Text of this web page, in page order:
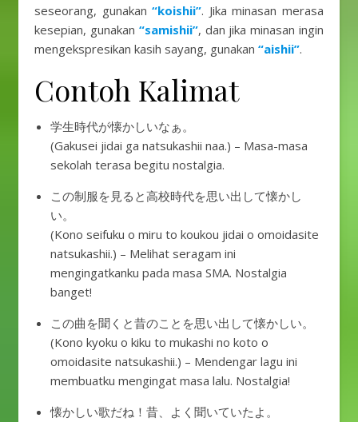
seseorang, gunakan“koishii”. Jika minasan merasa
kesepian, gunakan “samishii”, dan jika minasan ingin
mengekspresikan kasih sayang, gunakan “aishii”.
Contoh Kalimat
学生時代が懐かしいなぁ。
(Gakusei jidai ga natsukashii naa.) – Masa-masa
sekolah terasa begitu nostalgia.
この制服を見ると高校時代を思い出して懐かし
い。
(Kono seifuku o miru to koukou jidai o omoidasite
natsukashii.) – Melihat seragam ini
mengingatkanku pada masa SMA. Nostalgia
banget!
この曲を聞くと昔のことを思い出して懐かしい。
(Kono kyoku o kiku to mukashi no koto o
omoidasite natsukashii.) – Mendengar lagu ini
membuatku mengingat masa lalu. Nostalgia!
懐かしい歌だね！昔、よく聞いていたよ。